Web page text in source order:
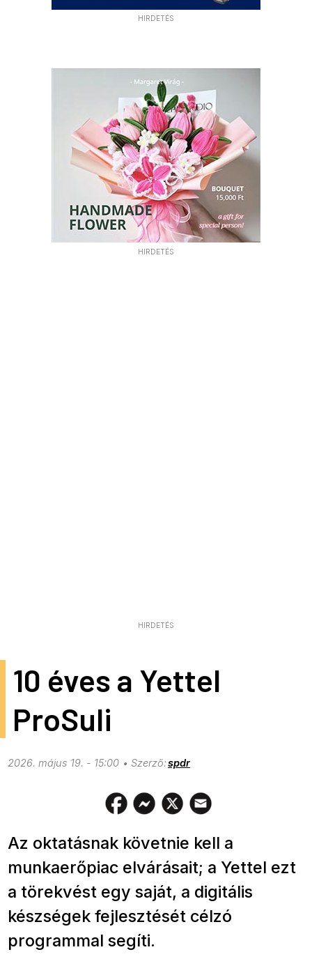
HIRDETÉS
HIRDETÉS
HIRDETÉS
10 éves a Yettel
ProSuli
2026. május 19. - 15:00 spdr
Az oktatásnak követnie kell a
munkaerőpiac elvárásait; a Yettel ezt
a törekvést egy saját, a digitális
készségek fejlesztését célzó
programmal segíti.